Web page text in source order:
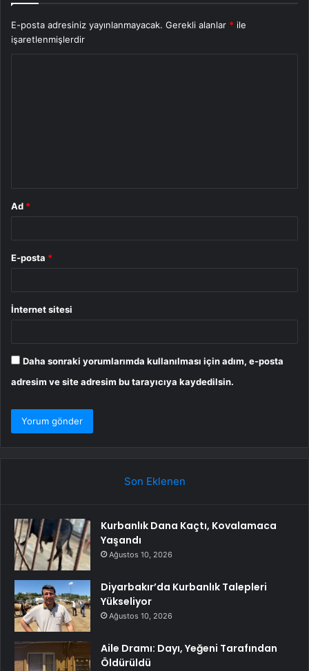
E-posta adresiniz yayınlanmayacak. Gerekli alanlar * ile
işaretlenmişlerdir
Ad *
E-posta *
İnternet sitesi
Daha sonraki yorumlarımda kullanılması için adım, e-posta
adresim ve site adresim bu tarayıcıya kaydedilsin.
Son Eklenen
Kurbanlık Dana Kaçtı, Kovalamaca
Yaşandı
Ağustos 10, 2026
Diyarbakır’da Kurbanlık Talepleri
Yükseliyor
Ağustos 10, 2026
Aile Dramı: Dayı, Yeğeni Tarafından
Öldürüldü